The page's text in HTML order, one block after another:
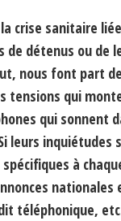
crise sanitaire
de détenus ou
nous font part
tensions qui
qui sonnent
leurs
à
téléphonique,